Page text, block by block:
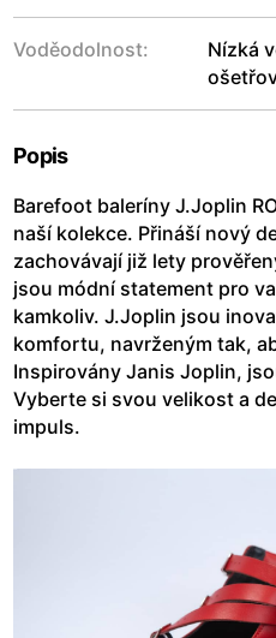
Voděodolnost:
Nízká
Popis
Barefoot baleríny J.Joplin
naší kolekce. Přináší nový
zachovávají již lety
jsou módní statement pro
kamkoliv. J.Joplin jsou
komfortu, navrženým tak,
Inspirovány Janis Joplin,
Vyberte si svou velikost a
impuls.